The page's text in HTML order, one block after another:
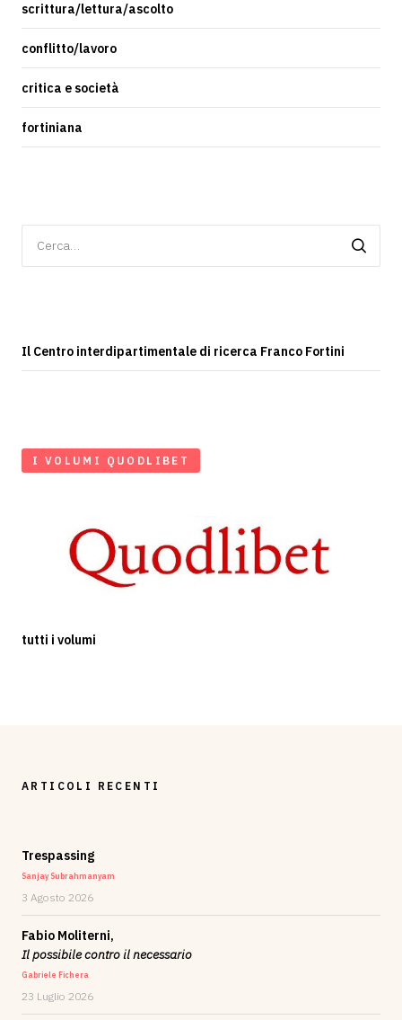
scrittura/lettura/ascolto
conflitto/lavoro
critica e società
fortiniana
per:
Il Centro interdipartimentale di ricerca Franco Fortini
I VOLUMI QUODLIBET
tutti i volumi
ARTICOLI RECENTI
Trespassing
Sanjay Subrahmanyam
3 Agosto 2026
Fabio Moliterni,
Il possibile contro il necessario
Gabriele Fichera
23 Luglio 2026